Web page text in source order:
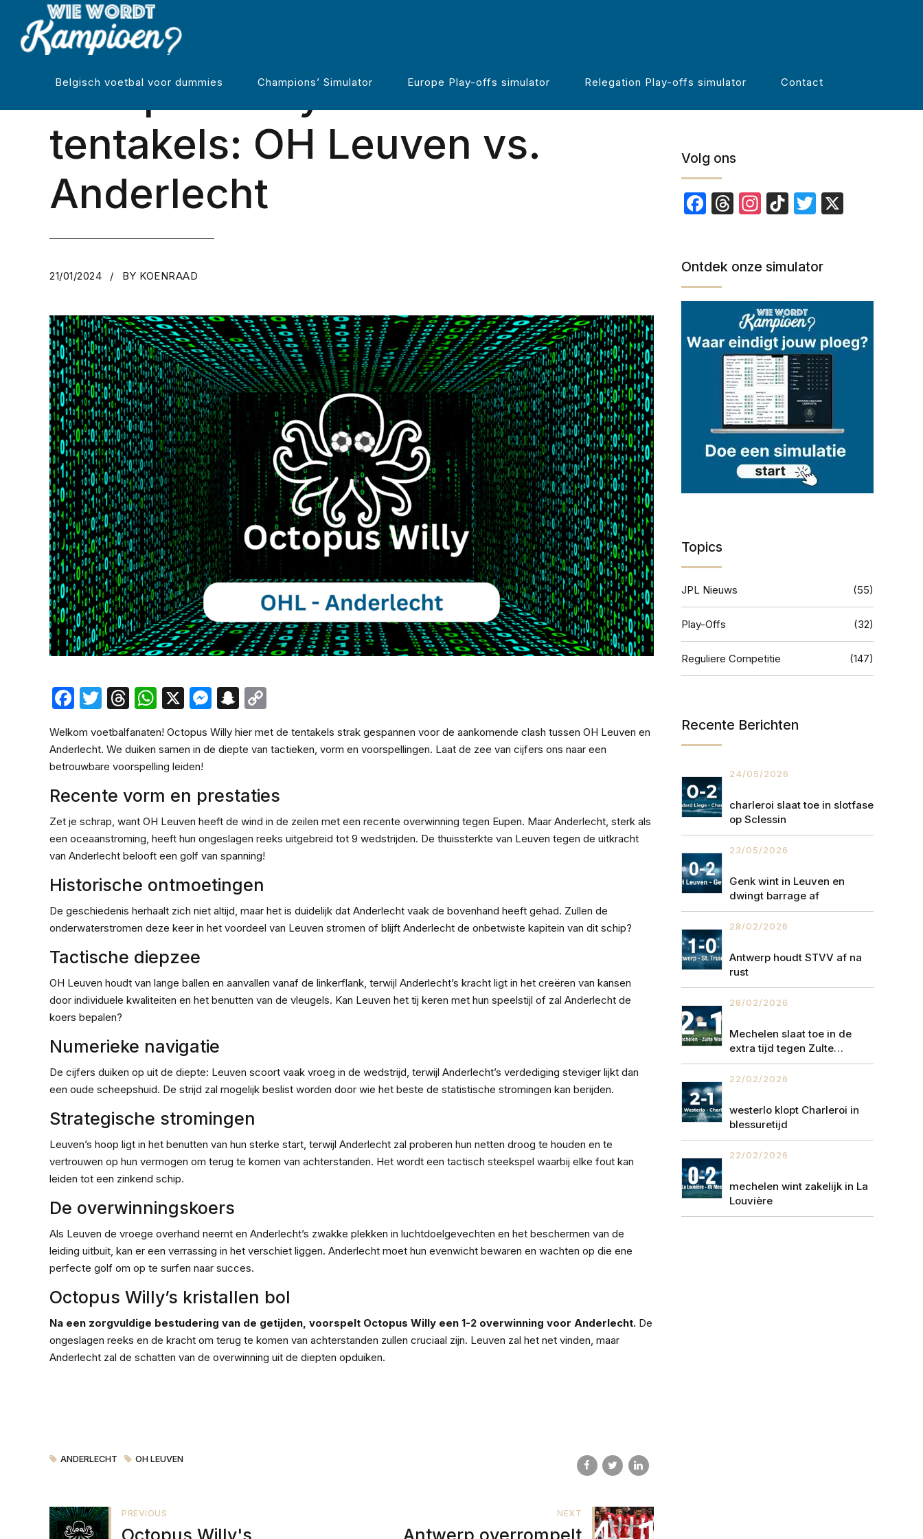
Belgisch voetbal voor dummies Champions’ Simulator Europe Play-offs simulator Relegation Play-offs simulator Contact
REGULIERE COMPETITIE
Octopus Willy’s tactische
tentakels: OH Leuven vs.
Anderlecht
21/01/2024 BY KOENRAAD
Facebook
Twitter
Threads
WhatsApp
X Messenger
Snapchat
Welkom voetbalfanaten! Octopus Willy hier met de tentakels strak gespannen voor de aankomende clash tussen OH Leuven en
Anderlecht. We duiken samen in de diepte van tactieken, vorm en voorspellingen. Laat de zee van cijfers ons naar een
betrouwbare voorspelling leiden!
Recente vorm en prestaties
Zet je schrap, want OH Leuven heeft de wind in de zeilen met een recente overwinning tegen Eupen. Maar Anderlecht, sterk als
een oceaanstroming, heeft hun ongeslagen reeks uitgebreid tot 9 wedstrijden. De thuissterkte van Leuven tegen de uitkracht
van Anderlecht belooft een golf van spanning!
Historische ontmoetingen
De geschiedenis herhaalt zich niet altijd, maar het is duidelijk dat Anderlecht vaak de bovenhand heeft gehad. Zullen de
onderwaterstromen deze keer in het voordeel van Leuven stromen of blijft Anderlecht de onbetwiste kapitein van dit schip?
Tactische diepzee
OH Leuven houdt van lange ballen en aanvallen vanaf de linkerflank, terwijl Anderlecht’s kracht ligt in het creëren van kansen
door individuele kwaliteiten en het benutten van de vleugels. Kan Leuven het tij keren met hun speelstijl of zal Anderlecht de
koers bepalen?
Numerieke navigatie
De cijfers duiken op uit de diepte: Leuven scoort vaak vroeg in de wedstrijd, terwijl Anderlecht’s verdediging steviger lijkt dan
een oude scheepshuid. De strijd zal mogelijk beslist worden door wie het beste de statistische stromingen kan berijden.
Strategische stromingen
Leuven’s hoop ligt in het benutten van hun sterke start, terwijl Anderlecht zal proberen hun netten droog te houden en te
vertrouwen op hun vermogen om terug te komen van achterstanden. Het wordt een tactisch steekspel waarbij elke fout kan
leiden tot een zinkend schip.
De overwinningskoers
Als Leuven de vroege overhand neemt en Anderlecht’s zwakke plekken in luchtdoelgevechten en het beschermen van de
leiding uitbuit, kan er een verrassing in het verschiet liggen. Anderlecht moet hun evenwicht bewaren en wachten op die ene
perfecte golf om op te surfen naar succes.
Octopus Willy’s kristallen bol
Na een zorgvuldige bestudering van de getijden, voorspelt Octopus Willy een 1-2 overwinning voor Anderlecht. De
ongeslagen reeks en de kracht om terug te komen van achterstanden zullen cruciaal zijn. Leuven zal het net vinden, maar
Anderlecht zal de schatten van de overwinning uit de diepten opduiken.
ANDERLECHT OH LEUVEN
PREVIOUS
Octopus Willy's
NEXT
Antwerp overrompelt
Volg ons
Facebook
Threads
Instagram
TikTokTwitter
Ontdek onze simulator
Topics
JPL Nieuws (55)
Play-Offs (32)
Reguliere Competitie (147)
Recente Berichten
24/05/2026
charleroi slaat toe in slotfase
op Sclessin
23/05/2026
Genk wint in Leuven en
dwingt barrage af
28/02/2026
Antwerp houdt STVV af na
rust
28/02/2026
Mechelen slaat toe in de
extra tijd tegen Zulte
Waregem
22/02/2026
westerlo klopt Charleroi in
blessuretijd
22/02/2026
mechelen wint zakelijk in La
Louvière